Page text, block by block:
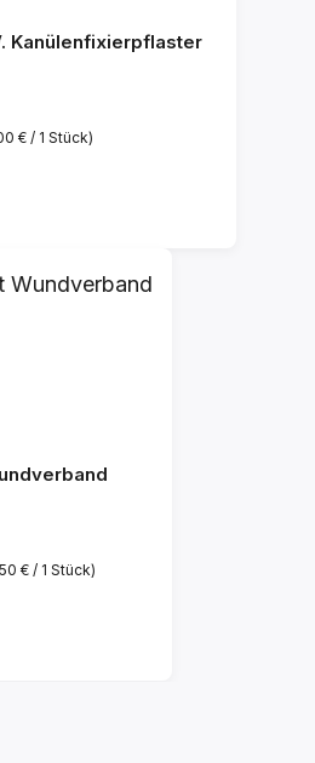
Kanülenfixierpflaster
€ / 1 Stück)
€ / 1 Stück)